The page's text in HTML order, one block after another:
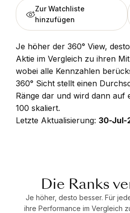
Zur Watchliste
hinzufügen
Je höher der 360° View,
Aktie im Vergleich zu ihren
wobei alle Kennzahlen
360° Sicht stellt einen
Ränge dar und wird dann auf
100 skaliert.
Letzte Aktualisierung: 30-Jul-
Die Ranks
Je höher, desto besser. Für
ihre Performance im Vergleich